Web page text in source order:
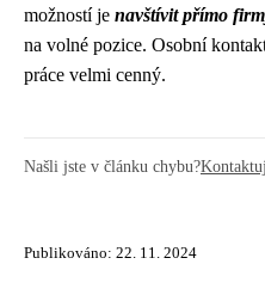
možností je navštívit přímo
na volné pozice. Osobní
práce velmi cenný.
Našli jste v článku chybu?
Publikováno: 22. 11. 2024